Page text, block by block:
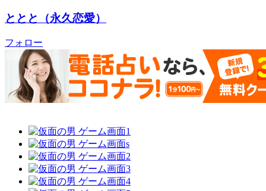
ととと（永久恋愛）
フォロー